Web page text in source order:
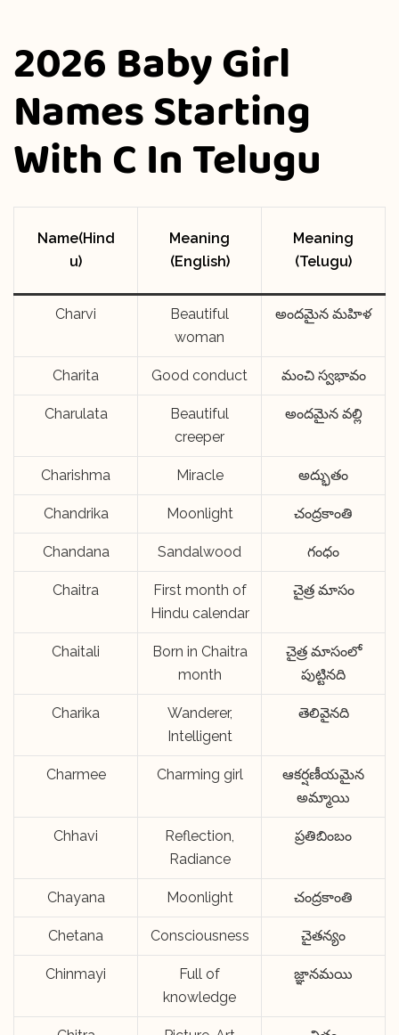
2026 Baby Girl
Names Starting
With C In Telugu
Name(Hind
u)
Meaning
(English)
Meaning
(Telugu)
Charvi
Beautiful
woman
అందమైన మహిళ
Charita Good conduct మంచి స్వభావం
Charulata
Beautiful
creeper
అందమైన వల్లి
Charishma Miracle అద్భుతం
Chandrika Moonlight చంద్రకాంతి
Chandana Sandalwood గంధం
Chaitra
First month of
Hindu calendar
చైత్ర మాసం
Chaitali
Born in Chaitra
month
చైత్ర మాసంలో
పుట్టినది
Charika
Wanderer,
Intelligent
తెలివైనది
Charmee Charming girl
ఆకర్షణీయమైన
అమ్మాయి
Chhavi
Reflection,
Radiance
ప్రతిబింబం
Chayana Moonlight చంద్రకాంతి
Chetana Consciousness చైతన్యం
Chinmayi
Full of
knowledge
జ్ఞానమయి